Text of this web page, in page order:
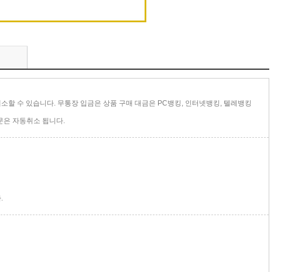
할 수 있습니다. 무통장 입금은 상품 구매 대금은 PC뱅킹, 인터넷뱅킹, 텔레뱅킹
은 자동취소 됩니다.